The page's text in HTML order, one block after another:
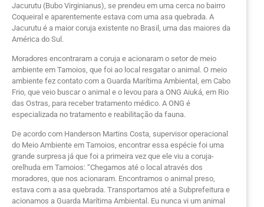
Jacurutu (Bubo Virginianus), se prendeu em uma cerca no bairro
Coqueiral e aparentemente estava com uma asa quebrada. A
Jacurutu é a maior coruja existente no Brasil, uma das maiores da
América do Sul.
Moradores encontraram a coruja e acionaram o setor de meio
ambiente em Tamoios, que foi ao local resgatar o animal. O meio
ambiente fez contato com a Guarda Marítima Ambiental, em Cabo
Frio, que veio buscar o animal e o levou para a ONG Aiuká, em Rio
das Ostras, para receber tratamento médico. A ONG é
especializada no tratamento e reabilitação da fauna.
De acordo com Handerson Martins Costa, supervisor operacional
do Meio Ambiente em Tamoios, encontrar essa espécie foi uma
grande surpresa já que foi a primeira vez que ele viu a coruja-
orelhuda em Tamoios: “Chegamos até o local através dos
moradores, que nos acionaram. Encontramos o animal preso,
estava com a asa quebrada. Transportamos até a Subprefeitura e
acionamos a Guarda Marítima Ambiental. Eu nunca vi um animal